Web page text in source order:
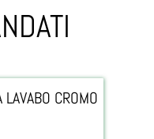
CROMO